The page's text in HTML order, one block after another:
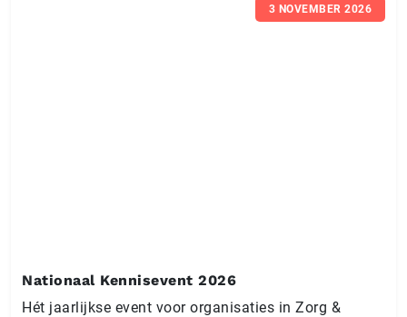
3 NOVEMBER 2026
Nationaal Kennisevent 2026
Hét jaarlijkse event voor organisaties in Zorg &